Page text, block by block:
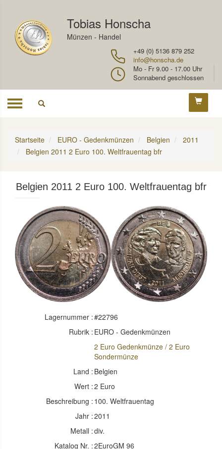
Tobias Honscha
Münzen - Handel
+49 (0) 5136 879 252
info@honscha.de
Mo - Fr 9.00 - 17.00 Uhr
Sonnabend geschlossen
Toggle
Startseite EURO - Gedenkmünzen Belgien
2011
Belgien 2011 2 Euro 100. Weltfrauentag bfr
Belgien 2011 2 Euro 100. Weltfrauentag bfr
Lagernummer :#22796
Rubrik : EURO - Gedenkmünzen
2 Euro Gedenkmünze / 2 Euro
Sondermünze
Land : Belgien
Wert :2 Euro
Beschreibung : 100. Weltfrauentag
Jahr :2011
Metall :div.
Katalog Nr. :2EuroGM 96